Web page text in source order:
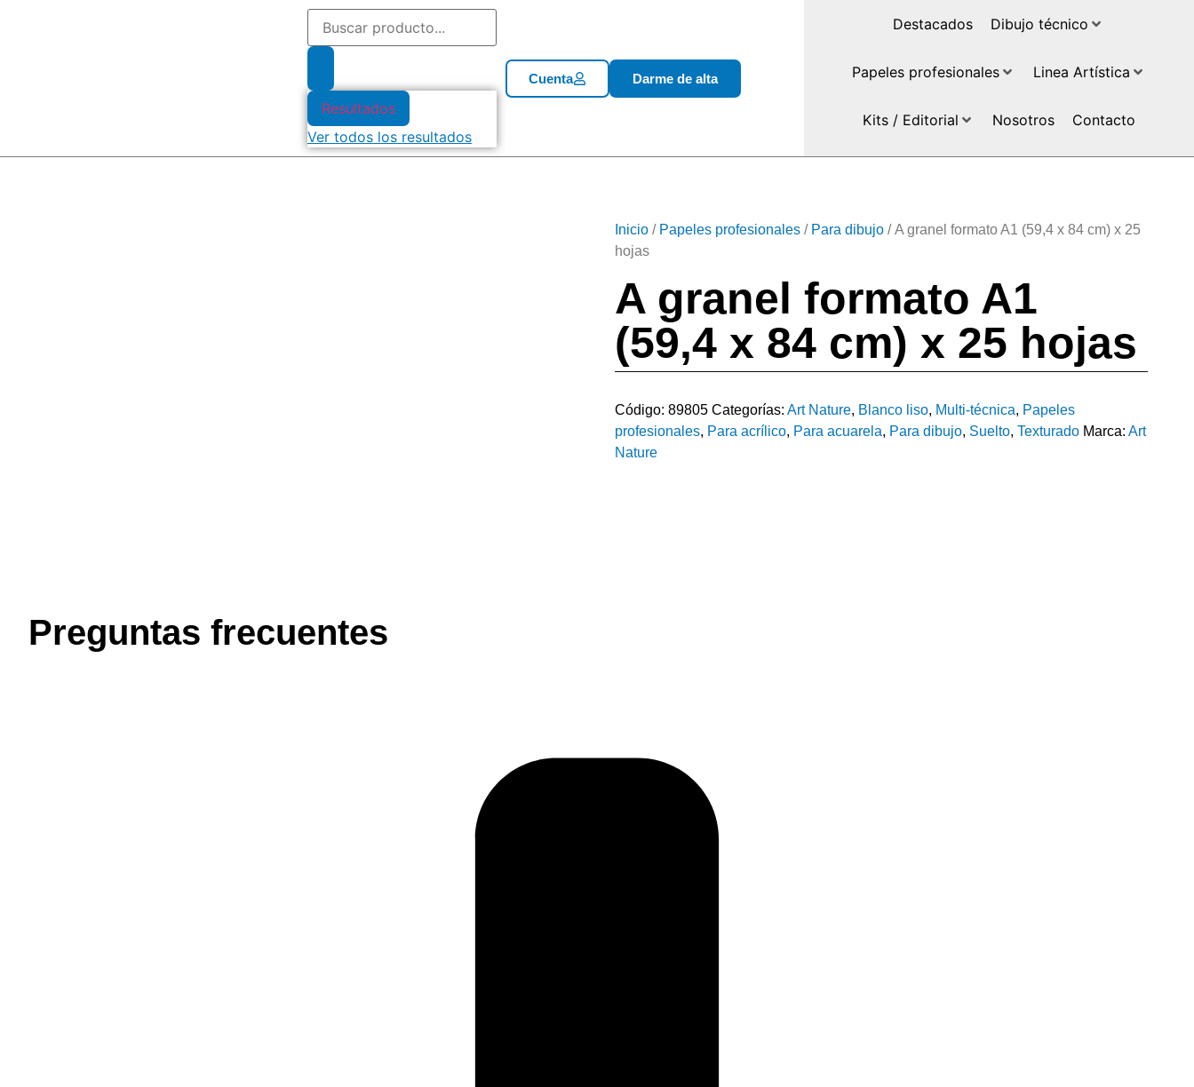
Resultados
Ver todos los resultados
Cuenta Darme de alta
Destacados Dibujo técnico
Papeles profesionales Linea Artística
Kits / Editorial Nosotros Contacto
Inicio / Papeles profesionales / Para dibujo / A granel formato A1 (59,4 x 84 cm) x 25
hojas
A granel formato A1
(59,4 x 84 cm) x 25 hojas
Código: 89805 Categorías: Art Nature, Blanco liso, Multi-técnica, Papeles
profesionales, Para acrílico, Para acuarela, Para dibujo, Suelto, Texturado Marca: Art
Nature
Preguntas frecuentes